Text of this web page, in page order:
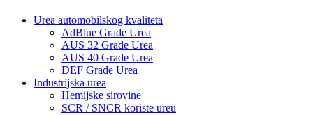
Urea automobilskog kvaliteta
AdBlue Grade Urea
AUS 32 Grade Urea
AUS 40 Grade Urea
DEF Grade Urea
Industrijska urea
Hemijske sirovine
SCR / SNCR koriste ureu